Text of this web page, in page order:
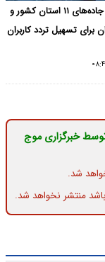
بارش باران در جاده‌های ۱۱ استان‌ کشور و
برای تسهیل تردد کاربران
خبرگزاری موج
شد.
باشد منتشر نخواهد شد.